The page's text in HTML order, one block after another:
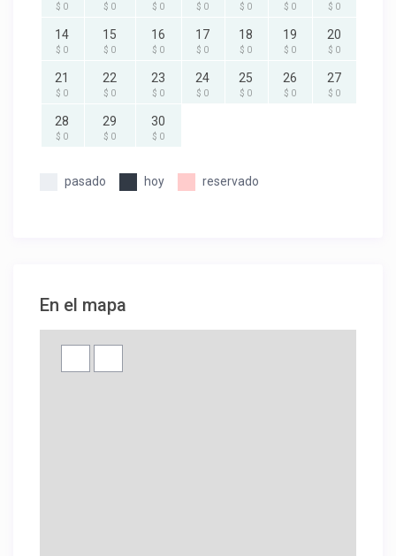
$ 0 $ 0 $ 0 $ 0 $ 0 $ 0 $ 0
14
$ 0
15
$ 0
16
$ 0
17
$ 0
18
$ 0
19
$ 0
20
$ 0
21
$ 0
22
$ 0
23
$ 0
24
$ 0
25
$ 0
26
$ 0
27
$ 0
28
$ 0
29
$ 0
30
$ 0
pasado hoy reservado
En el mapa